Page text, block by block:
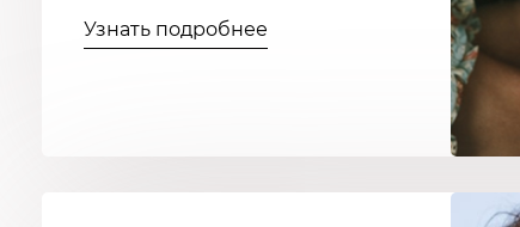
Узнать подробнее